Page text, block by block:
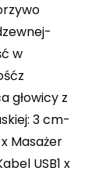
w
głowicy z
3 cm-
Masażer
USB1 x